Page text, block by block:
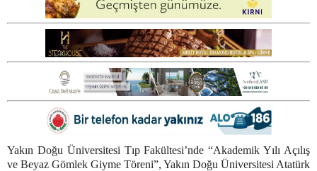
Yakın Doğu Üniversitesi Tıp Fakültesi’nde “Akademik Yılı Açılış
ve Beyaz Gömlek Giyme Töreni”, Yakın Doğu Üniversitesi Atatürk